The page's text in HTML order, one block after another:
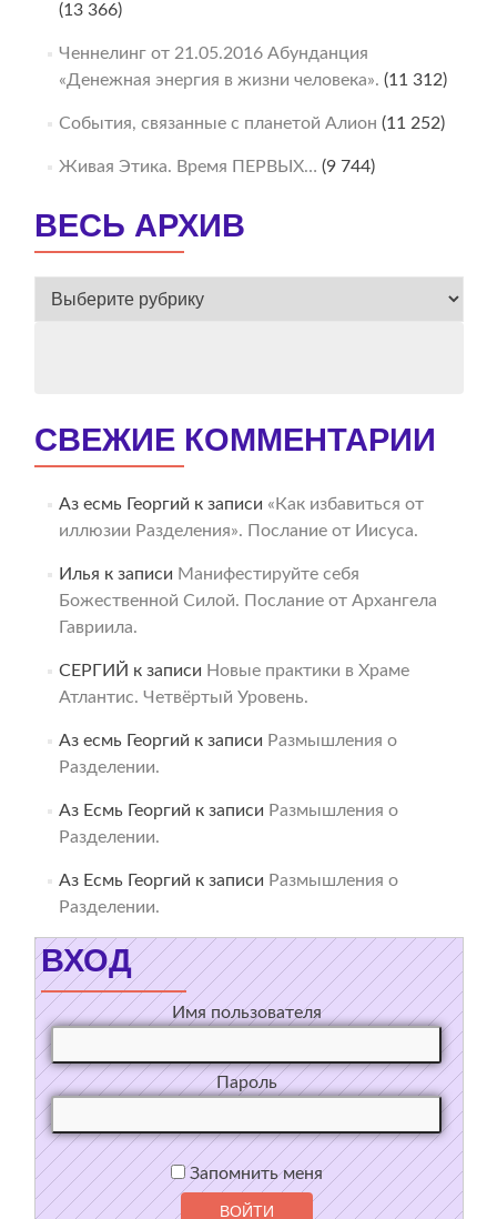
(13 366)
Ченнелинг от 21.05.2016 Абунданция
«Денежная энергия в жизни человека». (11 312)
События, связанные с планетой Алион (11 252)
Живая Этика. Время ПЕРВЫХ… (9 744)
ВЕСЬ АРХИВ
ВЕСЬ
СВЕЖИЕ КОММЕНТАРИИ
Аз есмь Георгий к записи «Как избавиться от
иллюзии Разделения». Послание от Иисуса.
Илья к записи Манифестируйте себя
Божественной Силой. Послание от Архангела
Гавриила.
СЕРГИЙ к записи Новые практики в Храме
Атлантис. Четвёртый Уровень.
Аз есмь Георгий к записи Размышления о
Разделении.
Аз Есмь Георгий к записи Размышления о
Разделении.
Аз Есмь Георгий к записи Размышления о
Разделении.
ВХОД
Имя пользователя
Пароль
Запомнить меня